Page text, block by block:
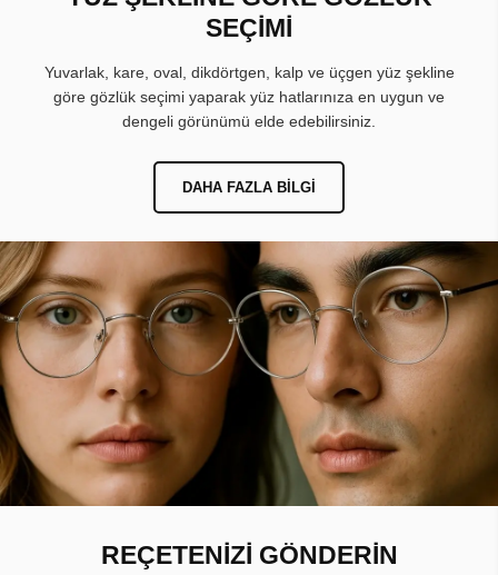
SEÇİMİ
Yuvarlak, kare, oval, dikdörtgen, kalp ve üçgen yüz şekline
göre gözlük seçimi yaparak yüz hatlarınıza en uygun ve
dengeli görünümü elde edebilirsiniz.
DAHA FAZLA BILGI
REÇETENİZİ GÖNDERİN